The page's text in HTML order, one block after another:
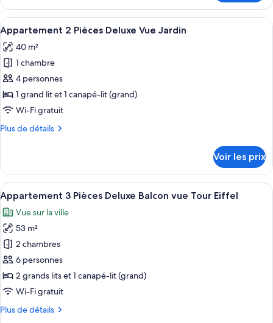
Supérieur
le
type
de
chambre
Appartement
2
Pièces
Supérieur
Afficher
toutes
les
photos
pour
ce
type
chambre :
Pièces
Deluxe
Vue
Jardin
Un salon moderne avec un canapé
18
Appartement 2 Pièces Deluxe Vue Jardin
40 m²
1 chambre
4 personnes
1 grand lit et 1 canapé-lit (grand)
Wi-Fi gratuit
Plus de détails
Plus
le
type
de
chambre
Appartement
2
Pièces
Deluxe
Vue
Jardin
Voir les prix
Afficher
toutes
les
photos
pour
ce
type
de
chambre :
Appartement
Un salon moderne comprenant un
17
Appartement 3 Pièces Deluxe Balcon vue Tour Eiffel
Vue sur la ville
53 m²
2 chambres
6 personnes
2 grands lits et 1 canapé-lit (grand)
Wi-Fi gratuit
Plus de détails
Plus